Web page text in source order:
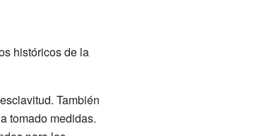
históricos de la
También
tomado medidas.